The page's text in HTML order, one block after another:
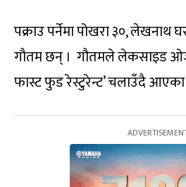
पक्राउ पर्नेमा पोखरा ३०, लेखनाथ
गौतम छन् । गौतमले लेकसाइड ओजन
फास्ट फुड रेस्टुरेन्ट’ चलाउँदै आएका